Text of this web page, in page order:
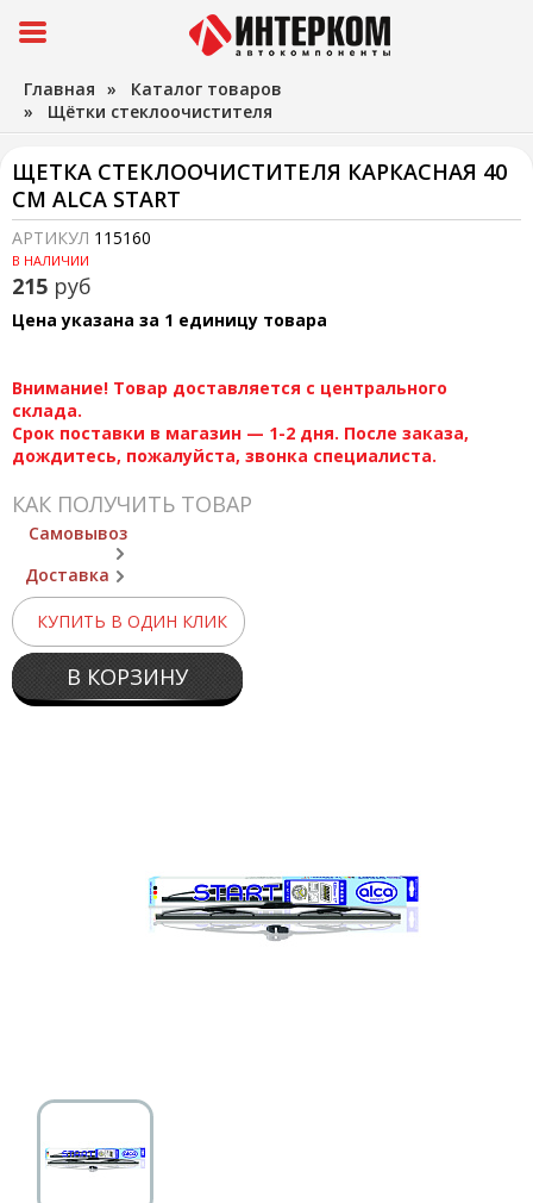
Главная » Каталог товаров
» Щётки стеклоочистителя
ЩЕТКА СТЕКЛООЧИСТИТЕЛЯ КАРКАСНАЯ 40
СМ ALCA START
АРТИКУЛ 115160
В НАЛИЧИИ
215 руб
Цена указана за 1 единицу товара
Внимание! Товар доставляется с центрального
склада.
Срок поставки в магазин — 1-2 дня. После заказа,
дождитесь, пожалуйста, звонка специалиста.
КАК ПОЛУЧИТЬ ТОВАР
Самовывоз
Доставка
КУПИТЬ В ОДИН КЛИК
В КОРЗИНУ